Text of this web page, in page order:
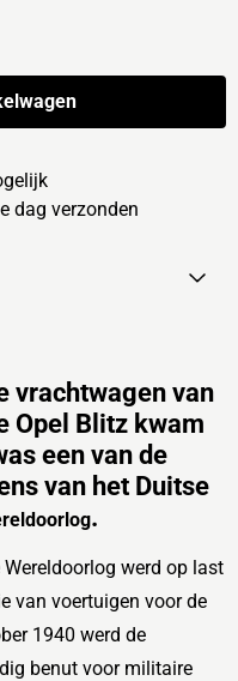
dag verzonden
vrachtwagen van
Opel Blitz kwam
een van de
van het Duitse
.
werd op last
van voertuigen voor de
1940 werd de
benut voor militaire